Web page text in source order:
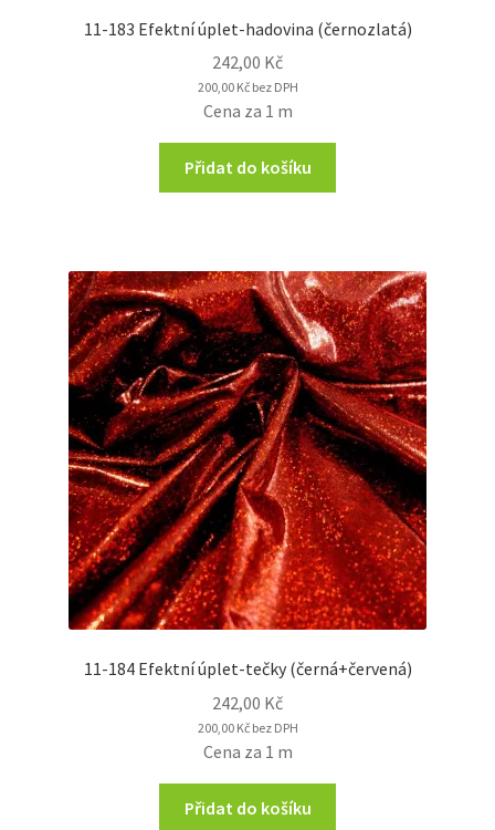
11-183 Efektní úplet-hadovina (černozlatá)
242,00 Kč
200,00 Kčbez DPH
Cena za 1 m
Přidat do košíku
11-184 Efektní úplet-tečky (černá+červená)
242,00 Kč
200,00 Kčbez DPH
Cena za 1 m
Přidat do košíku